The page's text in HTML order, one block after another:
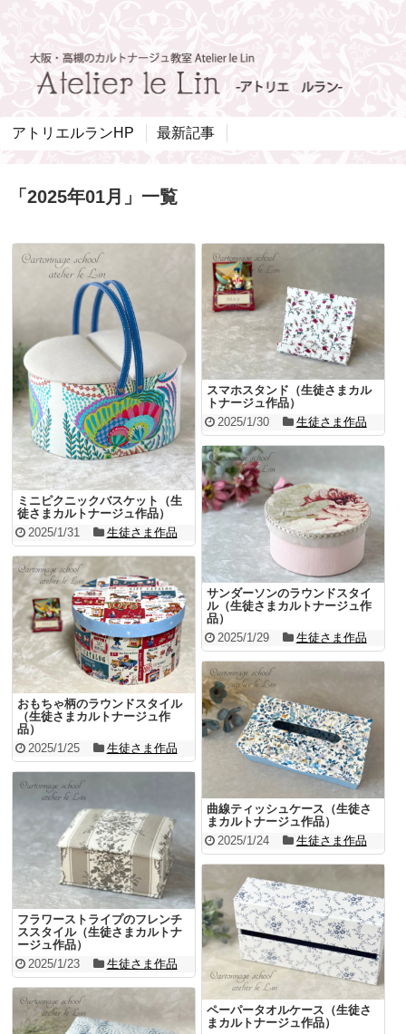
アトリエルランHP 最新記事
「 2025年01月 」 一覧
ミニピクニックバスケット（生
徒さまカルトナージュ作品）
2025/1/31
生徒さま作品
スマホスタンド（生徒さまカル
トナージュ作品）
2025/1/30
生徒さま作品
サンダーソンのラウンドスタイ
ル（生徒さまカルトナージュ作
品）
2025/1/29
生徒さま作品
おもちゃ柄のラウンドスタイル
（生徒さまカルトナージュ作
品）
2025/1/25
生徒さま作品
曲線ティッシュケース（生徒さ
まカルトナージュ作品）
2025/1/24
生徒さま作品
フラワーストライプのフレンチ
ススタイル（生徒さまカルトナ
ージュ作品）
2025/1/23
生徒さま作品
ペーパータオルケース（生徒さ
まカルトナージュ作品）